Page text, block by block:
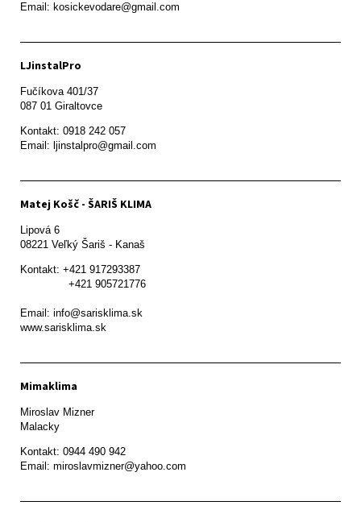
Email: kosickevodare@gmail.com
LJinstalPro
Fučíkova 401/37
087 01 Giraltovce
Kontakt: 0918 242 057
Email: ljinstalpro@gmail.com
Matej Košč - ŠARIŠ KLIMA
Lipová 6
08221 Veľký Šariš - Kanaš
Kontakt: +421 917293387
Email: info@sarisklima.sk
www.sarisklima.sk
Mimaklima
Miroslav Mizner
Malacky
Kontakt: 0944 490 942